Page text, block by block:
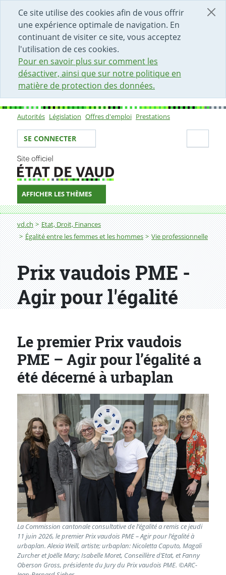
Ce site utilise des cookies afin de vous offrir
une expérience optimale de navigation. En
continuant de visiter ce site, vous acceptez
l'utilisation de ces cookies.
Pour en savoir plus sur comment les
désactiver, ainsi que sur notre politique en
matière de protection des données.
DÉBUT DU CONTENU DE LA PAGE
ACCÈS AU CHAMP DE RECHERCHE
PAGE D'ACCUEIL
FORMULAIRE DE CONTACT
Sous-navigation
Autorités Législation Offres d'emploi Prestations
Votre identité
SE CONNECTER
AFFICHER LES THÈMES
Fil d'Ariane
vd.ch
Etat, Droit, Finances
Égalité entre les femmes et les hommes
Vie professionnelle
Prix vaudois PME - Agir pour l'égalité
Prix vaudois PME -
Agir pour l'égalité
Le premier Prix vaudois
PME – Agir pour l’égalité a
été décerné à urbaplan
La Commission cantonale consultative de l’égalité a remis ce jeudi
11 juin 2026, le premier Prix vaudois PME – Agir pour l’égalité à
urbaplan. Alexia Weill, artiste; urbaplan: Nicoletta Caputo, Magali
Zurcher et Joëlle Mary; Isabelle Moret, Conseillère d’Etat, et Fanny
Oberson Gross, présidente du Jury du Prix vaudois PME. ©ARC-